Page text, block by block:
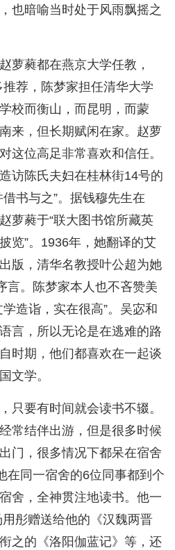
也暗喻当时处于风雨飘摇之
萝蕤都在燕京大学任教，
荐，陈梦家担任清华大学
校而衡山，而昆明，而蒙
来，但长期赋闲在家。赵萝
这位高足非常喜欢和信任。
访陈氏夫妇在桂林街14号的
书与之”。据钱穆先生在
萝蕤于“联大图书馆所藏英
览”。1936年，她翻译的艾
版，清华名教授叶公超为她
言。陈梦家本人也不吝赞美
造诣，实在很高”。吴宓和
言，所以无论是在逃难的路
时期，他们都喜欢在一起谈
文学。
只要有时间就会读书不辍。
常结伴出游，但是很多时候
门，很多情况下都呆在宿舍
在同一宿舍的6位同事都到个
舍，全神贯注地读书。他一
彤赠送给他的《汉魏两晋
之的《洛阳伽蓝记》等，还